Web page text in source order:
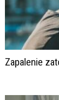
Zapalenie